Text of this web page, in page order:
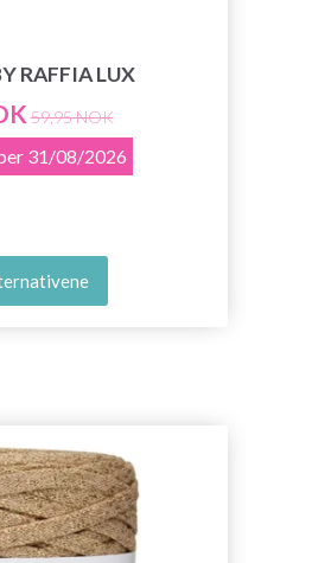
RAFFIA LUX
59,95 NOK
31/08/2026